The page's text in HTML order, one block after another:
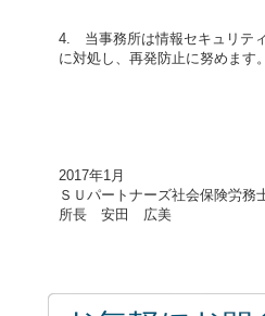
4. 当事務所は情報セキュリテ
に対処し、再発防止に努めます。
2017年1月
ＳＵパートナーズ社会保険労務
所長 安田 広美